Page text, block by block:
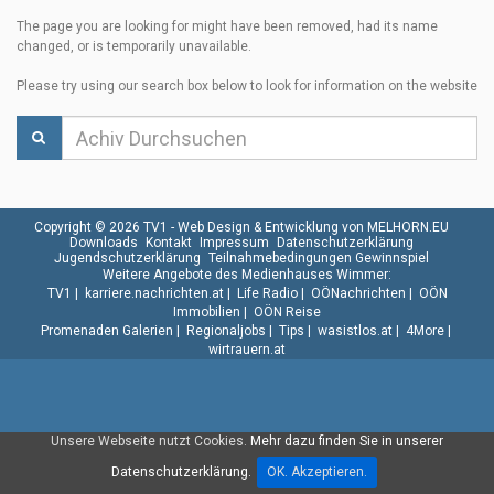
The page you are looking for might have been removed, had its name
changed, or is temporarily unavailable.
Please try using our search box below to look for information on the website
Unsere Webseite nutzt Cookies. Mehr dazu finden Sie in unserer
Datenschutzerklärung.
OK. Akzeptieren.
Copyright © 2026 TV1 - Web Design & Entwicklung von MELHORN.EU
Downloads
Kontakt Impressum
Datenschutzerklärung
Jugendschutzerklärung Teilnahmebedingungen Gewinnspiel
Weitere Angebote des Medienhauses Wimmer:
TV1
karriere.nachrichten.at| Life Radio| OÖNachrichten
OÖN
Immobilien
OÖN Reise
Promenaden Galerien
Regionaljobs Tips wasistlos.at| 4More|
wirtrauern.at